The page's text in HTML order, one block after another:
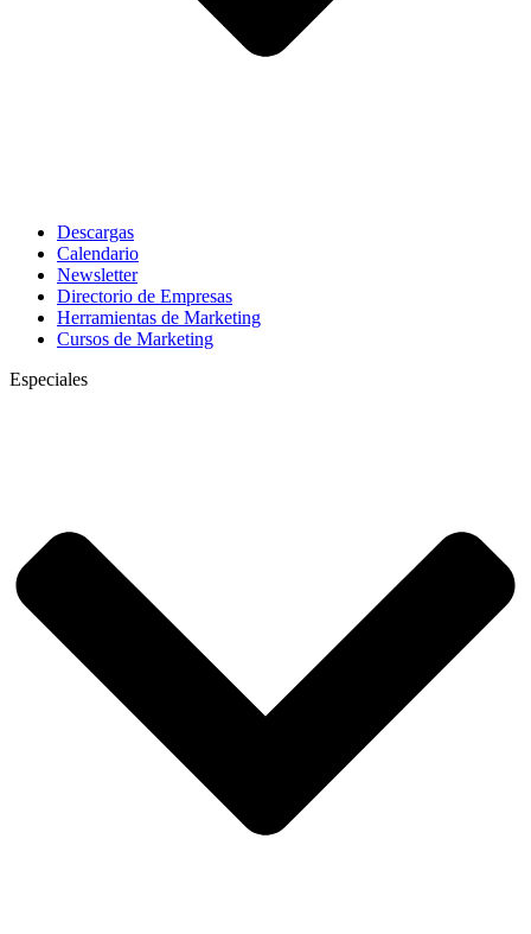
Descargas
Calendario
Newsletter
Directorio de Empresas
Herramientas de Marketing
Cursos de Marketing
Especiales